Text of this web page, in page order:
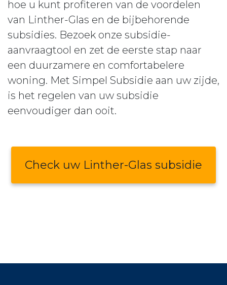
hoe u kunt profiteren van de voordelen
van Linther-Glas en de bijbehorende
subsidies. Bezoek onze subsidie-
aanvraagtool en zet de eerste stap naar
een duurzamere en comfortabelere
woning. Met Simpel Subsidie aan uw zijde,
is het regelen van uw subsidie
eenvoudiger dan ooit.
Check uw Linther-Glas subsidie